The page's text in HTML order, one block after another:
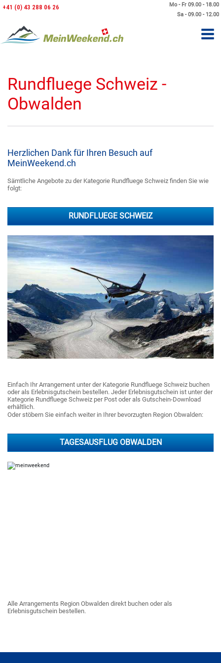
Mo - Fr 09.00 - 18.00
Sa - 09.00 - 12.00
+41 (0) 43 288 06 26
Rundfluege Schweiz -
Obwalden
Herzlichen Dank für Ihren Besuch auf
MeinWeekend.ch
Sämtliche Angebote zu der Kategorie Rundfluege Schweiz finden Sie wie
folgt:
RUNDFLUEGE SCHWEIZ
Einfach Ihr Arrangement unter der Kategorie Rundfluege Schweiz buchen
oder als Erlebnisgutschein bestellen. Jeder Erlebnisgutschein ist unter der
Kategorie Rundfluege Schweiz per Post oder als Gutschein-Download
erhältlich.
Oder stöbern Sie einfach weiter in Ihrer bevorzugten Region Obwalden:
TAGESAUSFLUG OBWALDEN
Alle Arrangements Region Obwalden direkt buchen oder als
Erlebnisgutschein bestellen.